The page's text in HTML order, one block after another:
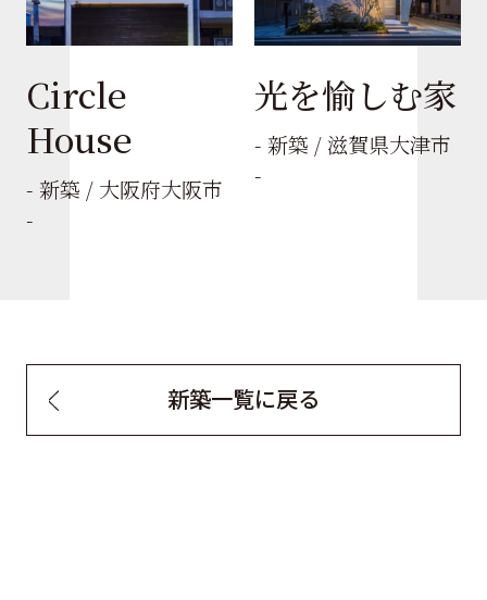
Circle
House
- 新築 / 大阪府大阪市
-
光を愉しむ家
- 新築 / 滋賀県大津市
-
新築一覧に戻る